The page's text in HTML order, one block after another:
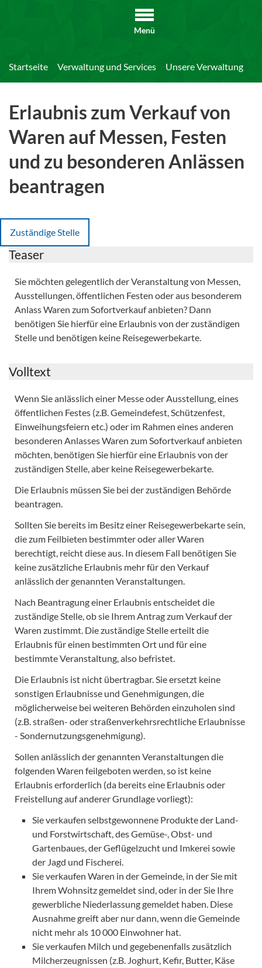
Menü
Startseite Verwaltung und Services Unsere Verwaltung
Erlaubnis zum Verkauf von
Waren auf Messen, Festen
und zu besonderen Anlässen
beantragen
Zuständige Stelle
Teaser
Sie möchten gelegentlich der Veranstaltung von Messen,
Ausstellungen, öffentlichen Festen oder aus besonderem
Anlass Waren zum Sofortverkauf anbieten? Dann
benötigen Sie hierfür eine Erlaubnis von der zuständigen
Stelle und benötigen keine Reisegewerbekarte.
Volltext
Wenn Sie anlässlich einer Messe oder Ausstellung, eines
öffentlichen Festes (z.B. Gemeindefest, Schützenfest,
Einweihungsfeiern etc.) oder im Rahmen eines anderen
besonderen Anlasses Waren zum Sofortverkauf anbieten
möchten, benötigen Sie hierfür eine Erlaubnis von der
zuständigen Stelle, aber keine Reisegewerbekarte.
Die Erlaubnis müssen Sie bei der zuständigen Behörde
beantragen.
Sollten Sie bereits im Besitz einer Reisegewerbekarte sein,
die zum Feilbieten bestimmter oder aller Waren
berechtigt, reicht diese aus. In diesem Fall benötigen Sie
keine zusätzliche Erlaubnis mehr für den Verkauf
anlässlich der genannten Veranstaltungen.
Nach Beantragung einer Erlaubnis entscheidet die
zuständige Stelle, ob sie Ihrem Antrag zum Verkauf der
Waren zustimmt. Die zuständige Stelle erteilt die
Erlaubnis für einen bestimmten Ort und für eine
bestimmte Veranstaltung, also befristet.
Die Erlaubnis ist nicht übertragbar. Sie ersetzt keine
sonstigen Erlaubnisse und Genehmigungen, die
möglicherweise bei weiteren Behörden einzuholen sind
(z.B. straßen- oder straßenverkehrsrechtliche Erlaubnisse
- Sondernutzungsgenehmigung).
Sollen anlässlich der genannten Veranstaltungen die
folgenden Waren feilgeboten werden, so ist keine
Erlaubnis erforderlich (da bereits eine Erlaubnis oder
Freistellung auf anderer Grundlage vorliegt):
Sie verkaufen selbstgewonnene Produkte der Land-
und Forstwirtschaft, des Gemüse-, Obst- und
Gartenbaues, der Geflügelzucht und Imkerei sowie
der Jagd und Fischerei.
Sie verkaufen Waren in der Gemeinde, in der Sie mit
Ihrem Wohnsitz gemeldet sind, oder in der Sie Ihre
gewerbliche Niederlassung gemeldet haben. Diese
Ausnahme greift aber nur dann, wenn die Gemeinde
nicht mehr als 10 000 Einwohner hat.
Sie verkaufen Milch und gegebenenfalls zusätzlich
Milcherzeugnissen (z.B. Joghurt, Kefir, Butter, Käse